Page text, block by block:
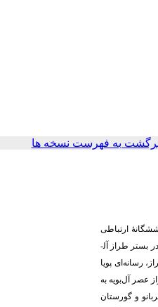
به فهرست نسخه ها
ارتباطی
بستر طراز آل­
رسانه‌ای پویا
عصر آل‌بویه به
شهر‌بانو و گورستان